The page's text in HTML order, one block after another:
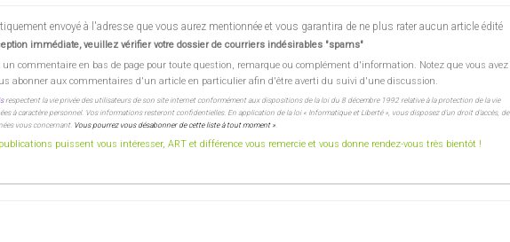
envoyé à l'adresse que vous aurez mentionnée et vous garantira de ne plus rater aucun article édité
immédiate, veuillez vérifier votre dossier de courriers indésirables "spams"
commentaire en bas de page pour toute question, remarque ou complément d'information. Notez que vous avez
abonner aux commentaires d'un article en particulier afin d'être averti du suivi d'une discussion.
respectent la vie privée des utilisateurs de son site internet conformément aux dispositions de la loi du 8 décembre 1992 relative à la protection de la vie
à caractère personnel. Vos informations resteront confidentielles. En application de la loi « Informatique et Liberté », vous disposez d’un droit d’accès, de
vous concernant. Vous pourrez vous désabonner de cette liste à tout moment ».
puissent vous intéresser, ART et différence vous remercie et vous donne rendez-vous très bientôt !